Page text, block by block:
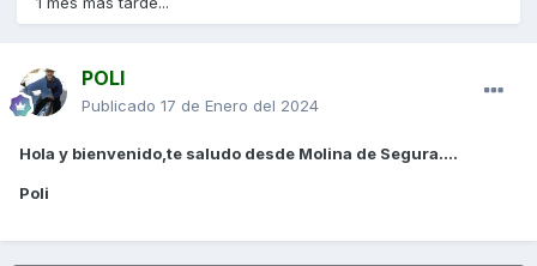
POLI
Publicado 17 de Enero del 2024
Hola y bienvenido,te saludo desde Molina de Segura....
Poli